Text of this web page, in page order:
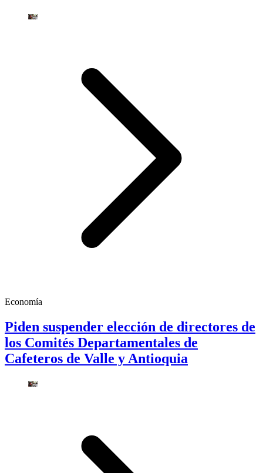
Economía
Piden suspender elección de directores de
los Comités Departamentales de
Cafeteros de Valle y Antioquia